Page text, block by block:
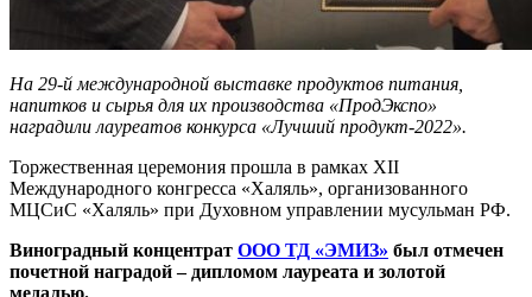
На 29-й международной выставке продуктов питания,
напитков и сырья для их производства «ПродЭкспо»
наградили лауреатов конкурса «Лучший продукт-2022».
Торжественная церемония прошла в рамках XII
Международного конгресса «Халяль», организованного
МЦСиС «Халяль» при Духовном управлении мусульман РФ.
Виноградный концентрат ООО ТД «ЭМИЗ» был отмечен
почетной наградой – дипломом лауреата и золотой
медалью.